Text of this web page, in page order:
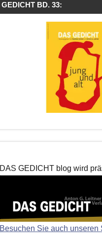
GEDICHT BD. 33:
DAS GEDICHT blog wird
Besuchen Sie auch unseren